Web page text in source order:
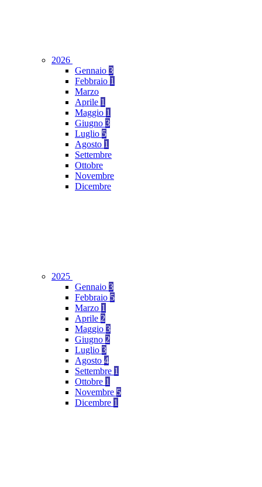
2026
Gennaio 3
Febbraio 1
Marzo
Aprile 1
Maggio 1
Giugno 3
Luglio 5
Agosto 1
Settembre
Ottobre
Novembre
Dicembre
2025
Gennaio 3
Febbraio 5
Marzo 1
Aprile 2
Maggio 3
Giugno 2
Luglio 3
Agosto 4
Settembre 1
Ottobre 1
Novembre 5
Dicembre 1